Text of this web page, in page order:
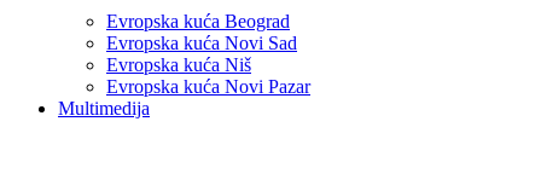
Evropska kuća Beograd
Evropska kuća Novi Sad
Evropska kuća Niš
Evropska kuća Novi Pazar
Multimedija